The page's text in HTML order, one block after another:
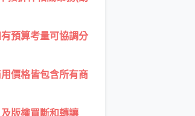
預算考量可協調分
價格皆包含所有商
版權買斷和轉讓